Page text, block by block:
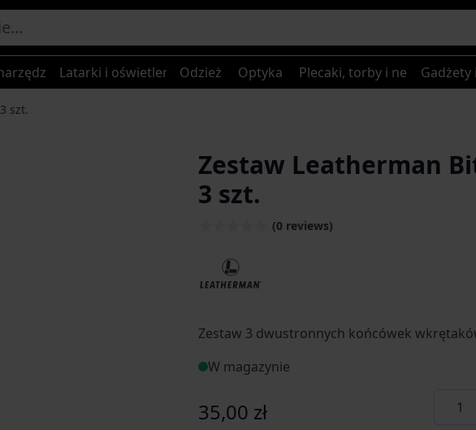
Latarki i oświetlenieOdzież Optyka Plecaki, torby i nerki
szt.
Zestaw Leatherman
3 szt.
(0 reviews)
Zestaw 3 dwustronnych końcówek
W magazynie
35,00 zł Ilość